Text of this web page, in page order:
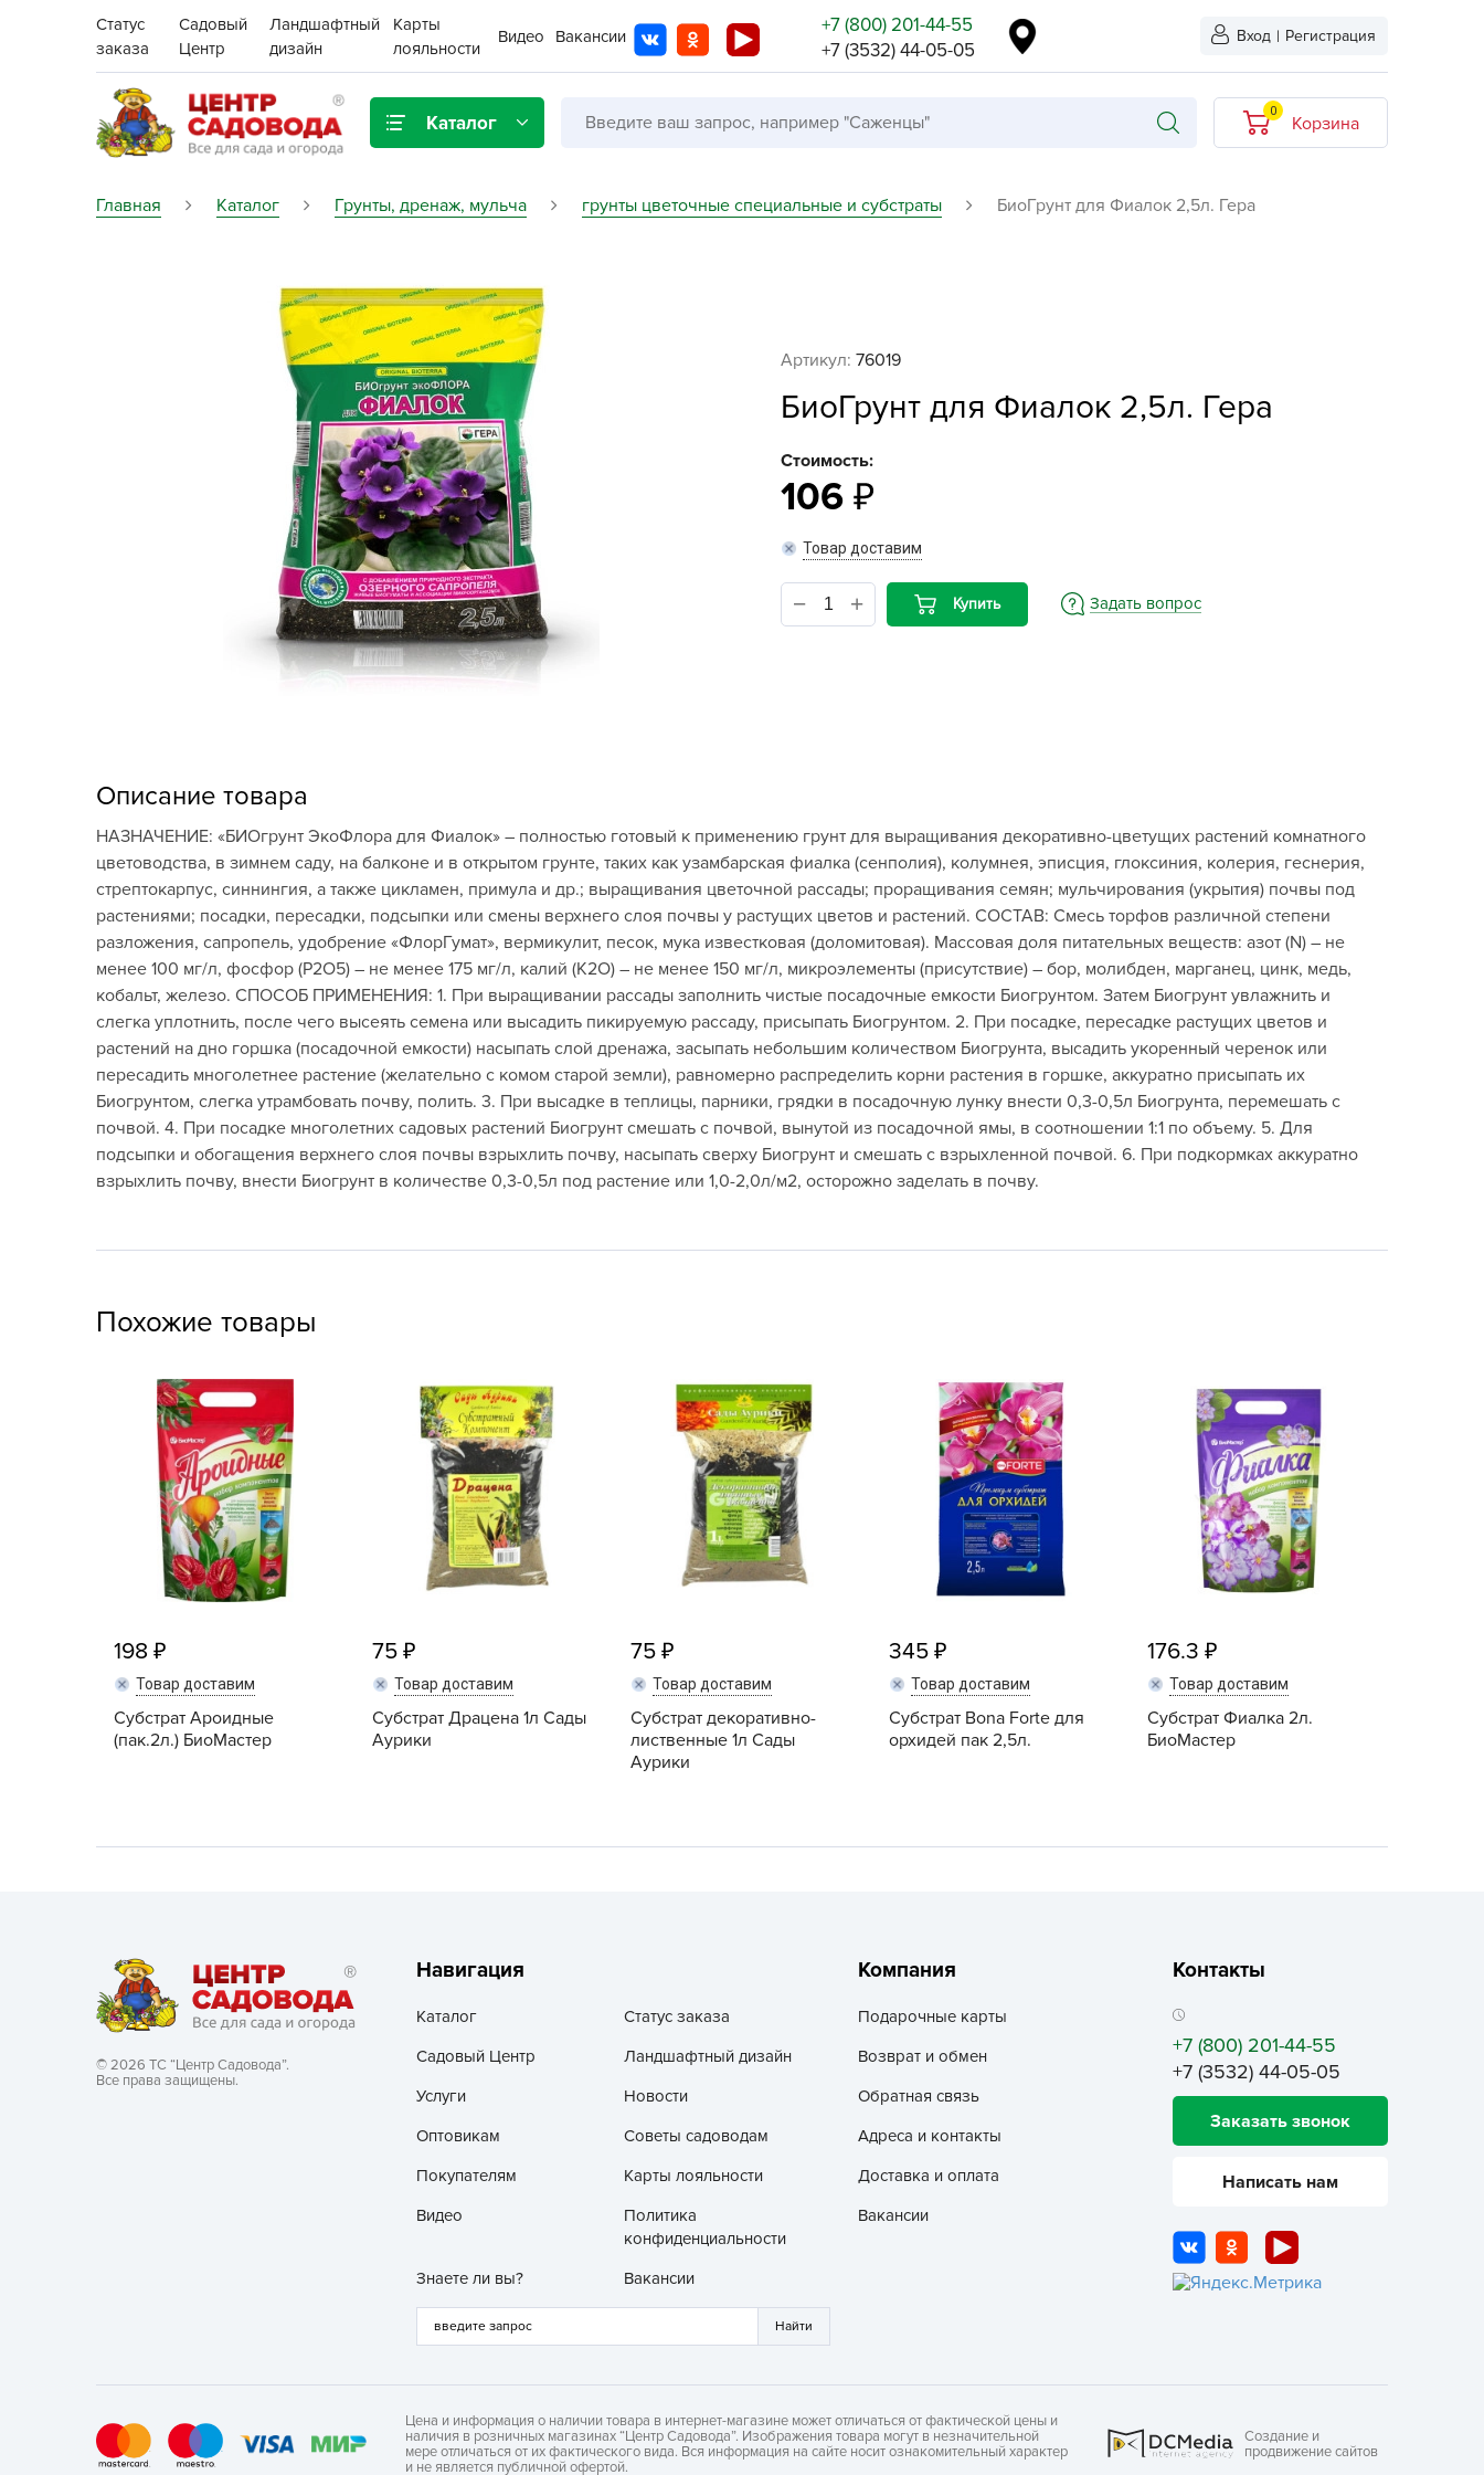
Статус
заказа
Садовый
Центр
Ландшафтный
дизайн
Карты
лояльности
Видео Вакансии
+7 (800) 201-44-55
+7 (3532) 44-05-05
Вход | Регистрация
Каталог
Газонная трава
Декор для дома и сада
Ёмкости для рассады и
Комнатные горшечные
многолетники Весна
Новогодняя продукция
Отдых в саду, пикник
Подарочные карты
Посадочный материал
(контейнер)
Садовый инвентарь и
техника
СЕМЕНА
прудов и бассейнов
растений
летающих насекомых,
грызунов
Удобрения
Хозяйственные товары
Поиск
ALT
Bona Forte
Grass
Green Boom
Grinda
GRIZZLY
HoZelock
Lechuza
List'OK
LISTOK
MAROLEX
Nika
Palisad
TORNADICA
TUT BIO
Uniel
VALBRENTA CHEMICALS
Zarit
АБТ Групп
Агробалт
АгроСпан
АГРОУСПЕХ
Биокомплекс
БиоМастер
БиоМастер.
БИОТЕХНОЛОГИИ
ГРИН БЭЛТ
Гринкипер
0
Корзина
товаров
Главная Каталог Грунты, дренаж, мульча грунты цветочные специальные и субстраты БиоГрунт для Фиалок 2,5л. Гера
Артикул: 76019
БиоГрунт для Фиалок 2,5л. Гера
Стоимость:
106
Товар доставим
Купить Задать вопрос
Описание товара
НАЗНАЧЕНИЕ: «БИОгрунт ЭкоФлора для Фиалок» – полностью готовый к применению грунт для выращивания декоративно-цветущих растений комнатного
цветоводства, в зимнем саду, на балконе и в открытом грунте, таких как узамбарская фиалка (сенполия), колумнея, эписция, глоксиния, колерия, геснерия,
стрептокарпус, синнингия, а также цикламен, примула и др.; выращивания цветочной рассады; проращивания семян; мульчирования (укрытия) почвы под
растениями; посадки, пересадки, подсыпки или смены верхнего слоя почвы у растущих цветов и растений. СОСТАВ: Смесь торфов различной степени
разложения, сапропель, удобрение «ФлорГумат», вермикулит, песок, мука известковая (доломитовая). Массовая доля питательных веществ: азот (N) – не
менее 100 мг/л, фосфор (Р2О5) – не менее 175 мг/л, калий (К2О) – не менее 150 мг/л, микроэлементы (присутствие) – бор, молибден, марганец, цинк, медь,
кобальт, железо. СПОСОБ ПРИМЕНЕНИЯ: 1. При выращивании рассады заполнить чистые посадочные емкости Биогрунтом. Затем Биогрунт увлажнить и
слегка уплотнить, после чего высеять семена или высадить пикируемую рассаду, присыпать Биогрунтом. 2. При посадке, пересадке растущих цветов и
растений на дно горшка (посадочной емкости) насыпать слой дренажа, засыпать небольшим количеством Биогрунта, высадить укоренный черенок или
пересадить многолетнее растение (желательно с комом старой земли), равномерно распределить корни растения в горшке, аккуратно присыпать их
Биогрунтом, слегка утрамбовать почву, полить. 3. При высадке в теплицы, парники, грядки в посадочную лунку внести 0,3-0,5л Биогрунта, перемешать с
почвой. 4. При посадке многолетних садовых растений Биогрунт смешать с почвой, вынутой из посадочной ямы, в соотношении 1:1 по объему. 5. Для
подсыпки и обогащения верхнего слоя почвы взрыхлить почву, насыпать сверху Биогрунт и смешать с взрыхленной почвой. 6. При подкормках аккуратно
взрыхлить почву, внести Биогрунт в количестве 0,3-0,5л под растение или 1,0-2,0л/м2, осторожно заделать в почву.
Похожие товары
198
Товар доставим
Субстрат Ароидные
(пак.2л.) БиоМастер
75
Товар доставим
Субстрат Драцена 1л Сады
Аурики
75
Товар доставим
Субстрат декоративно-
лиственные 1л Сады
Аурики
345
Товар доставим
Субстрат Bona Forte для
орхидей пак 2,5л.
176.3
Товар доставим
Субстрат Фиалка 2л.
БиоМастер
© 2026 ТС “Центр Садовода”.
Все права защищены.
Навигация
Каталог
Статус заказа
Садовый Центр
Ландшафтный дизайн
Услуги
Новости
Оптовикам
Советы садоводам
Покупателям
Карты лояльности
Видео
Политика
конфиденциальности
Знаете ли вы?
Вакансии
Компания
Подарочные карты
Возврат и обмен
Обратная связь
Адреса и контакты
Доставка и оплата
Вакансии
Контакты
+7 (800) 201-44-55
+7 (3532) 44-05-05
Заказать звонок
Написать нам
Цена и информация о наличии товара в интернет-магазине может отличаться от фактической цены и
наличия в розничных магазинах “Центр Садовода”. Изображения товара могут в незначительной
мере отличаться от их фактического вида. Вся информация на сайте носит ознакомительный характер
и не является публичной офертой.
Создание и
продвижение сайтов